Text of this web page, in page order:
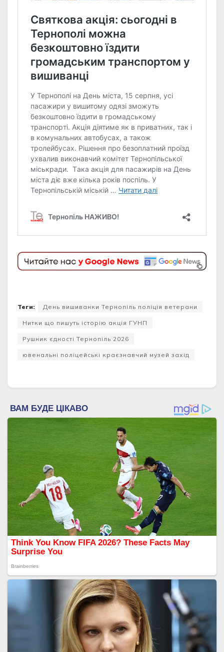
Теги: День вишиванки Тернопіль поліція ветерани
Нитки що пишуть історію акція ГУНП
Рушник єдності Тернопіль 2026
ювенальні поліцейські краєзнавчий музей захід